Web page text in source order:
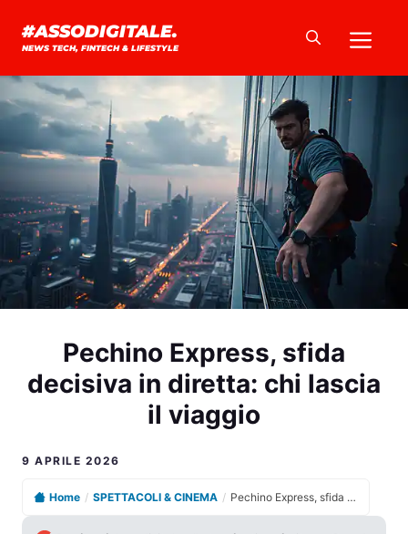
#ASSODIGITALE.
NEWS TECH, FINTECH & LIFESTYLE
Pechino Express, sfida
decisiva in diretta: chi lascia
il viaggio
9 APRILE 2026
Home / SPETTACOLI & CINEMA / Pechino Express, sfida decisiva in diretta: chi lascia il viaggio